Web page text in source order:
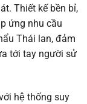
Thiết kế bền bỉ,
ứng nhu cầu
Thái lan, đảm
tới tay người sử
hệ thống suy